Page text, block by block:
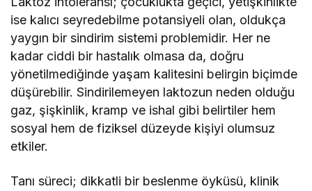
ise kalıcı seyredebilme potansiyeli olan, oldukça
yaygın bir sindirim sistemi problemidir. Her ne
kadar ciddi bir hastalık olmasa da, doğru
yönetilmediğinde yaşam kalitesini belirgin biçimde
düşürebilir. Sindirilemeyen laktozun neden olduğu
gaz, şişkinlik, kramp ve ishal gibi belirtiler hem
sosyal hem de fiziksel düzeyde kişiyi olumsuz
etkiler.
Tanı süreci; dikkatli bir beslenme öyküsü, klinik